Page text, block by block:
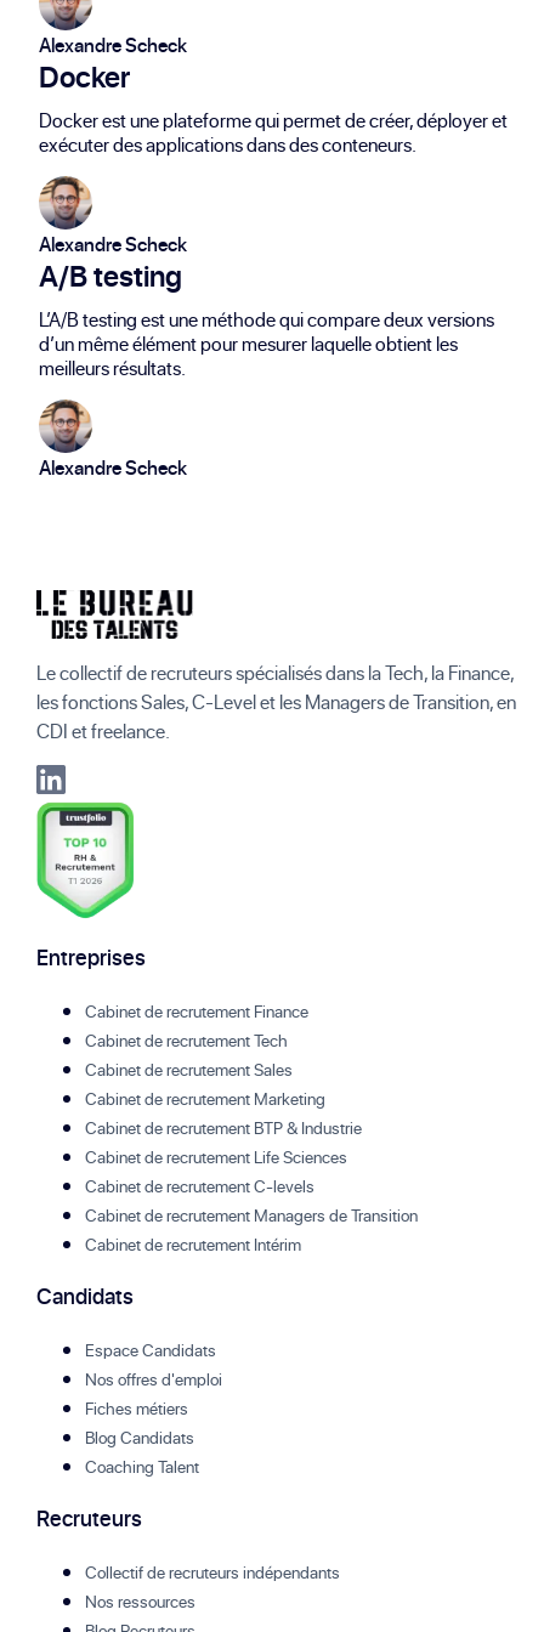
Alexandre Scheck
Docker
Docker est une plateforme qui permet de créer, déployer et
exécuter des applications dans des conteneurs.
Alexandre Scheck
A/B testing
L’A/B testing est une méthode qui compare deux versions
d’un même élément pour mesurer laquelle obtient les
meilleurs résultats.
Alexandre Scheck
Le collectif de recruteurs spécialisés dans la Tech, la Finance,
les fonctions Sales, C-Level et les Managers de Transition, en
CDI et freelance.
Entreprises
Cabinet de recrutement Finance
Cabinet de recrutement Tech
Cabinet de recrutement Sales
Cabinet de recrutement Marketing
Cabinet de recrutement BTP & Industrie
Cabinet de recrutement Life Sciences
Cabinet de recrutement C-levels
Cabinet de recrutement Managers de Transition
Cabinet de recrutement Intérim
Candidats
Espace Candidats
Nos offres d'emploi
Fiches métiers
Blog Candidats
Coaching Talent
Recruteurs
Collectif de recruteurs indépendants
Nos ressources